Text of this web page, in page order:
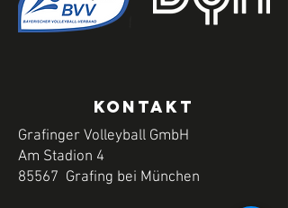
KONTAKT
Grafinger Volleyball GmbH
Am Stadion 4
85567 Grafing bei München